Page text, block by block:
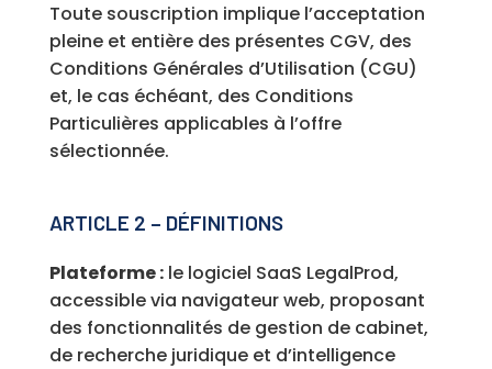
Toute souscription implique l’acceptation
pleine et entière des présentes CGV, des
Conditions Générales d’Utilisation (CGU)
et, le cas échéant, des Conditions
Particulières applicables à l’offre
sélectionnée.
ARTICLE 2 – DÉFINITIONS
Plateforme :le logiciel SaaS LegalProd,
accessible via navigateur web, proposant
des fonctionnalités de gestion de cabinet,
de recherche juridique et d’intelligence